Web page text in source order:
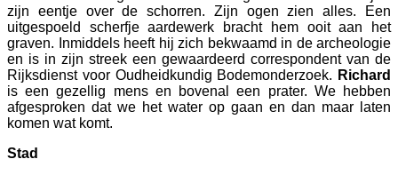
zijn eentje over de schorren. Zijn ogen zien alles. Een
uitgespoeld scherfje aardewerk bracht hem ooit aan het
graven. Inmiddels heeft hij zich bekwaamd in de archeologie
en is in zijn streek een gewaardeerd correspondent van de
Rijksdienst voor Oudheidkundig Bodemonderzoek. Richard
is een gezellig mens en bovenal een prater. We hebben
afgesproken dat we het water op gaan en dan maar laten
komen wat komt.
Stad